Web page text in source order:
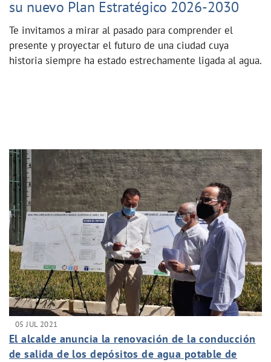
su nuevo Plan Estratégico 2026-2030
Te invitamos a mirar al pasado para comprender el
presente y proyectar el futuro de una ciudad cuya
historia siempre ha estado estrechamente ligada al agua.
05 JUL 2021
El alcalde anuncia la renovación de la conducción
de salida de los depósitos de agua potable de